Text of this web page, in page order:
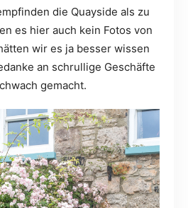
die Quayside als zu
es hier auch kein Fotos von
wir es ja besser wissen
an schrullige Geschäfte
gemacht.